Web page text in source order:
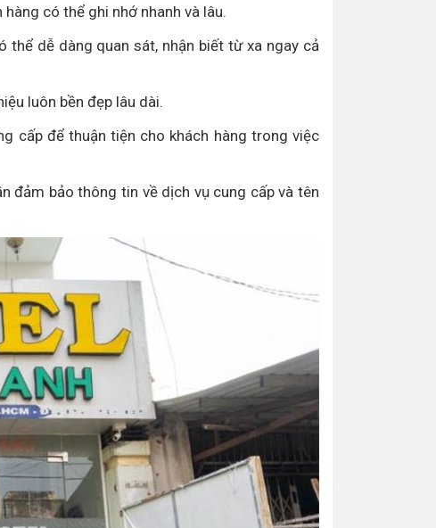
có thể ghi nhớ nhanh và lâu.
thể dễ dàng quan sát, nhận biết từ xa ngay cả
luôn bền đẹp lâu dài.
cấp để thuận tiện cho khách hàng trong việc
đảm bảo thông tin về dịch vụ cung cấp và tên